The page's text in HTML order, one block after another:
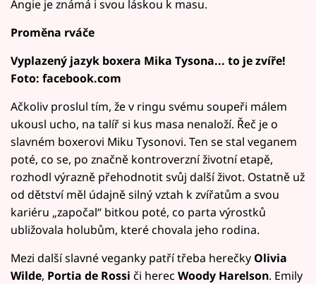
Angie je známá i svou láskou k masu.
Proměna rváče
Vyplazený jazyk boxera Mika Tysona... to je zvíře!
Foto: facebook.com
Ačkoliv proslul tím, že v ringu svému soupeři málem
ukousl ucho, na talíř si kus masa nenaloží. Řeč je o
slavném boxerovi Miku Tysonovi. Ten se stal veganem
poté, co se, po značně kontroverzní životní etapě,
rozhodl výrazně přehodnotit svůj další život. Ostatně už
od dětství měl údajně silný vztah k zvířatům a svou
kariéru „započal“ bitkou poté, co parta výrostků
ubližovala holubům, které chovala jeho rodina.
Mezi další slavné veganky patří třeba herečky Olivia
Wilde, Portia de Rossi či herec Woody Harelson. Emily